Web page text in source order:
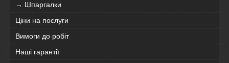
→ Шпаргалки
Ціни на послуги
Вимоги до робіт
Наші гарантії